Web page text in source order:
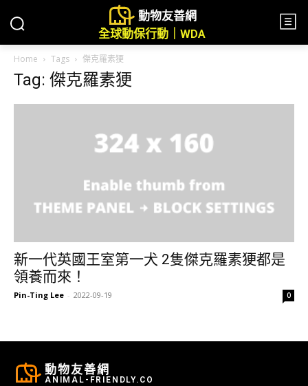
動物友善網
全球動保行動｜WDA
Home Tags 傑克羅素㹴
Tag: 傑克羅素㹴
新一代英國王室第一犬 2隻傑克羅素㹴都是
領養而來！
Pin-Ting Lee - 2022-09-19 0
動物友善網
ANIMAL-FRIENDLY.CO